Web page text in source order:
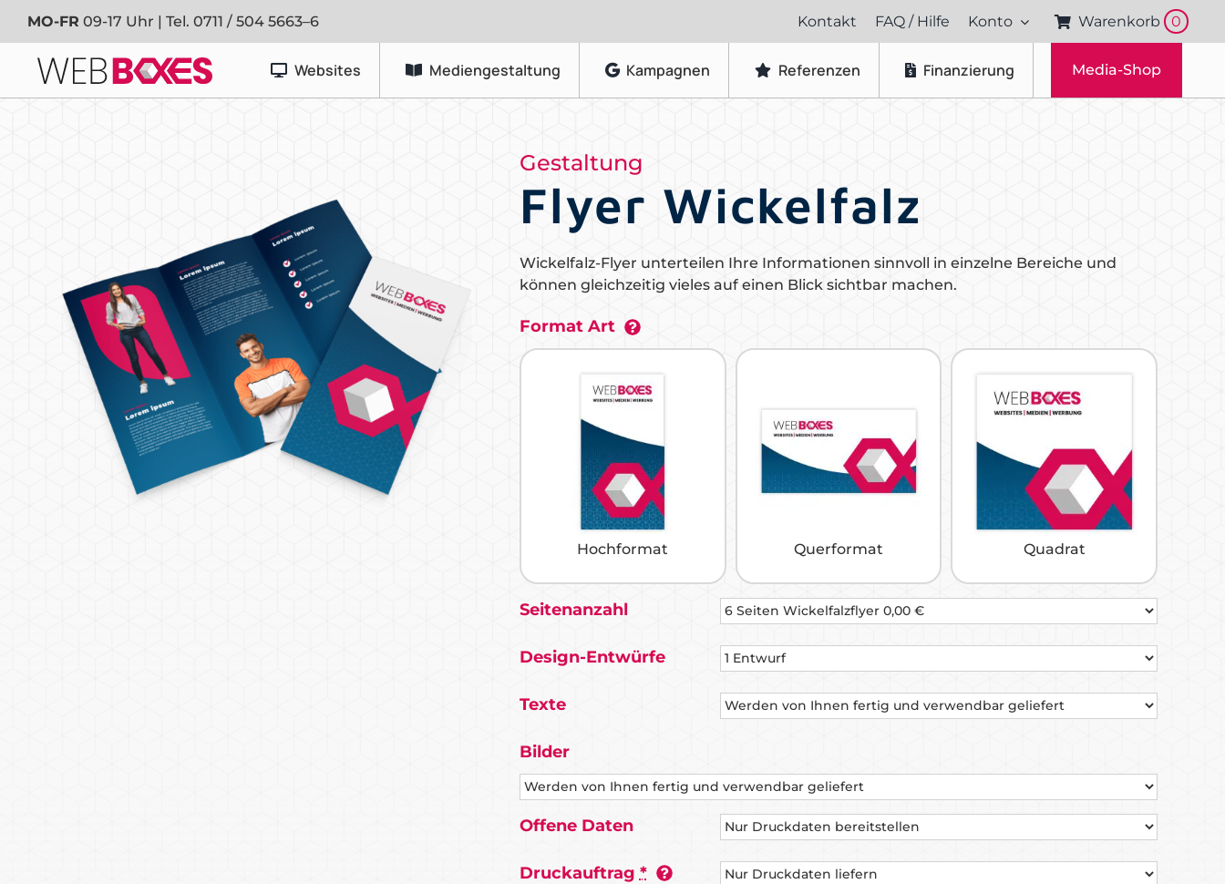
Inhalt
springen
MO-FR 09-17 Uhr | Tel. 0711 / 504 5663–6 Kontakt FAQ / Hilfe Konto Warenkorb 0
Websites Mediengestaltung
Schaufenster- & Foliendesign
Schilder
Logo-Gestaltung
Visitenkarten & Briefpapier
Flyer & Faltblätter
Broschüren & Kataloge
Speisekarten & Getränkekarten
Plakate & Poster
Produktfotografie
Portraitfotografie
Drohnenaufnahmen
Kampagnen Referenzen Finanzierung Media-Shop
Gestaltung
Flyer Wickelfalz
Wickelfalz-Flyer unterteilen Ihre Informationen sinnvoll in einzelne Bereiche und
können gleichzeitig vieles auf einen Blick sichtbar machen.
Format Art
Hochformat Querformat Quadrat
Seitenanzahl
Design-Entwürfe
Texte
Bilder
Offene Daten
Druckauftrag *